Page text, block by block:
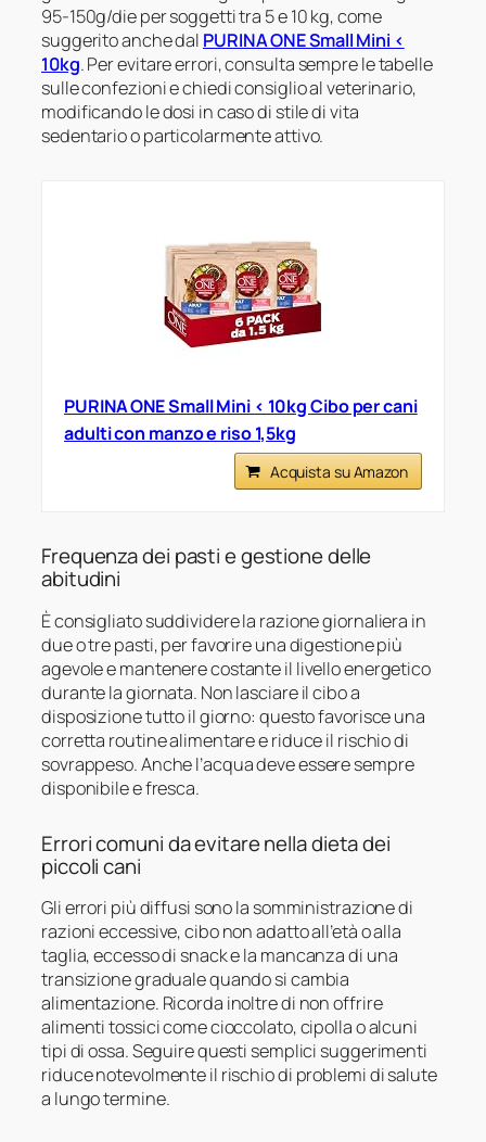
95-150g/die per soggetti tra 5 e 10 kg, come
suggerito anche dal PURINA ONE Small Mini <
10kg. Per evitare errori, consulta sempre le tabelle
sulle confezioni e chiedi consiglio al veterinario,
modificando le dosi in caso di stile di vita
sedentario o particolarmente attivo.
PURINA ONE Small Mini < 10kg Cibo per cani
adulti con manzo e riso 1,5kg
Acquista su Amazon
Frequenza dei pasti e gestione delle
abitudini
È consigliato suddividere la razione giornaliera in
due o tre pasti, per favorire una digestione più
agevole e mantenere costante il livello energetico
durante la giornata. Non lasciare il cibo a
disposizione tutto il giorno: questo favorisce una
corretta routine alimentare e riduce il rischio di
sovrappeso. Anche l’acqua deve essere sempre
disponibile e fresca.
Errori comuni da evitare nella dieta dei
piccoli cani
Gli errori più diffusi sono la somministrazione di
razioni eccessive, cibo non adatto all’età o alla
taglia, eccesso di snack e la mancanza di una
transizione graduale quando si cambia
alimentazione. Ricorda inoltre di non offrire
alimenti tossici come cioccolato, cipolla o alcuni
tipi di ossa. Seguire questi semplici suggerimenti
riduce notevolmente il rischio di problemi di salute
a lungo termine.